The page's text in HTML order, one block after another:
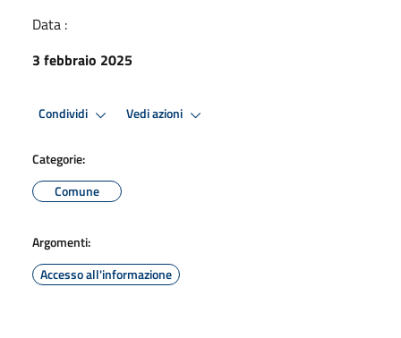
Data :
3 febbraio 2025
Condividi Vedi azioni
Categorie:
Comune
Argomenti:
Accesso all'informazione